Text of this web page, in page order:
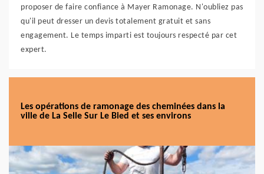
proposer de faire confiance à Mayer Ramonage. N'oubliez pas
qu'il peut dresser un devis totalement gratuit et sans
engagement. Le temps imparti est toujours respecté par cet
expert.
Les opérations de ramonage des cheminées dans la
ville de La Selle Sur Le Bied et ses environs